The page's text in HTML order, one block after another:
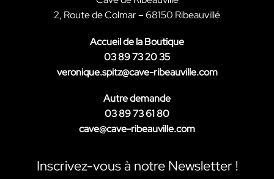
2, Route de Colmar – 68150 Ribeauvillé
Accueil de la Boutique
03 89 73 20 35
veronique.spitz@cave-ribeauville.com
Autre demande
03 89 73 61 80
cave@cave-ribeauville.com
Inscrivez-vous à notre Newsletter !